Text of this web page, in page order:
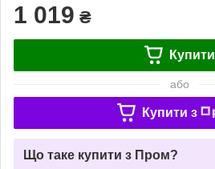
1 019 ₴
Купити
або
Купити з
Що таке купити з Пром?